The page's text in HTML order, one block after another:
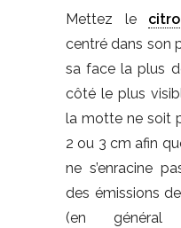
Mettez le
centré dans son
sa face la plus
côté le plus
la motte ne soit
2 ou 3 cm afin
ne s’enracine
des émissions de
(en